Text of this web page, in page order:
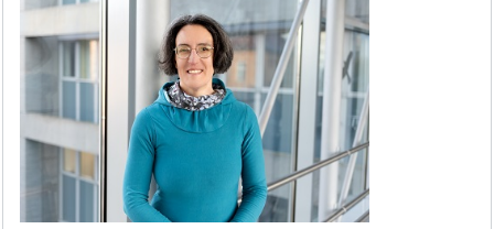
FORSCHUNG
KARRIERE
AKTUELLES
FÜR ANGEHÖRIGE